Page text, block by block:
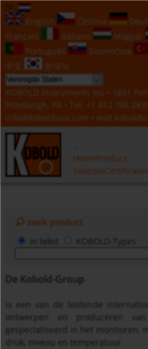
NL
English
Čeština
Français
Italiano Magyar
Português
Slovenčina
中文
한국의
KOBOLD Instruments Inc • 1801
Pittsburgh, PA • Tel:
+1 412 788 2830
info@koboldusa.com • visit
HomeProduct
SelectieCertificaten
zoek product
in tekst KOBOLD-Types
De Kobold-Group
is een van de leidende
ontwerpen en produceren
gespecialiseerd in het monitoren,
druk, niveau en temperatuur.